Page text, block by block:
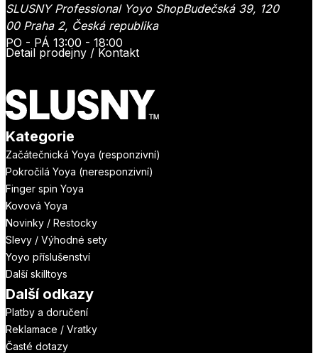
SLUSNY Professional Yoyo ShopBudečská 39, 120
00Praha 2, Česká republika
PO - PÁ 13:00 - 18:00
Detail prodejny / Kontakt
Kategorie
Začátečnická Yoya (responzivní)
Pokročilá Yoya (neresponzivní)
Finger spin Yoya
Kovová Yoya
Novinky / Restocky
Slevy / Výhodné sety
Yoyo příslušenství
Další skilltoys
Další odkazy
Platby a doručení
Reklamace / Vratky
Časté dotazy